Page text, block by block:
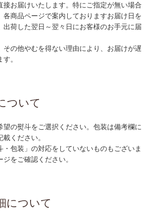
接お届けいたします。特にご指定が無い場合
各商品ページで案内しておりますお届け日を
出荷した翌日～翌々日にお客様のお手元に届
の他やむを得ない理由により、お届けが遅
。
ついて
望の熨斗をご選択ください。包装は備考欄に
載ください。
・包装」の対応をしていないものもございま
をご確認ください。
について